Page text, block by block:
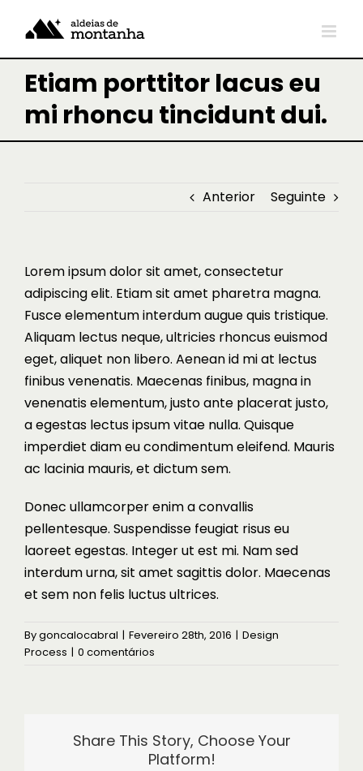
content
Etiam porttitor lacus eu
mi rhoncu tincidunt dui.
Anterior Seguinte
Lorem ipsum dolor sit amet, consectetur
adipiscing elit. Etiam sit amet pharetra magna.
Fusce elementum interdum augue quis tristique.
Aliquam lectus neque, ultricies rhoncus euismod
eget, aliquet non libero. Aenean id mi at lectus
finibus venenatis. Maecenas finibus, magna in
venenatis elementum, justo ante placerat justo,
a egestas lectus ipsum vitae nulla. Quisque
imperdiet diam eu condimentum eleifend. Mauris
ac lacinia mauris, et dictum sem.
Donec ullamcorper enim a convallis
pellentesque. Suspendisse feugiat risus eu
laoreet egestas. Integer ut est mi. Nam sed
interdum urna, sit amet sagittis dolor. Maecenas
et sem non felis luctus ultrices.
Bygoncalocabral | Fevereiro 28th, 2016 | Design
Process | 0 comentários
Share This Story, Choose Your
Platform!